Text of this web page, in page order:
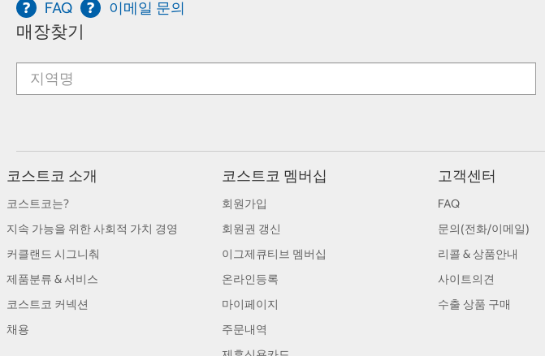
FAQ 이메일 문의
매장찾기
코스트코 소개
코스트코는?
지속 가능을 위한 사회적 가치 경영
커클랜드 시그니춰
제품분류 & 서비스
코스트코 커넥션
채용
코스트코 멤버십
회원가입
회원권 갱신
이그제큐티브 멤버십
온라인등록
마이페이지
주문내역
고객센터
FAQ
문의(전화/이메일)
리콜 & 상품안내
사이트의견
수출 상품 구매